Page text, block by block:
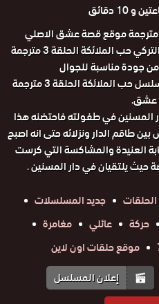
و 10 دقائق
مسلسل حب الملائكة الحلقة 3 مترجمة موقع قصة عشق الاصلي
مشاهدة وتحميل حصريا المسلسل التركي حب الملائكة الحلقة 3 مترجمة
جودة مناسبة للجوال
1080P+720P+480P+360P مسلسل حب الملائكة الحلقة 3 مترجمة
عشق.
المسنين في طفولته فاحتضنه هذا
طاقم الدار ونزلائه حتى انه اصبح
العنيدة والمشاكسة التي كرست
حيث يلتقيان في دار المسنين .
جديد المسلسلات
حركة عائلي
مغامرة
موقع حلقات اون لاين
إعلان المسلسل